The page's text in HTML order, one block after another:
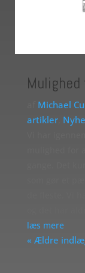
Michael
artikler,
læs mere
« Ældre